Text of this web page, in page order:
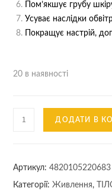
Пом’якшує грубу
Усуває наслідки
Покращує настрій,
20 в наявності
1
NATURE
ДОДАТИ В
Артикул:4820105220683
Категорії:Живлення,